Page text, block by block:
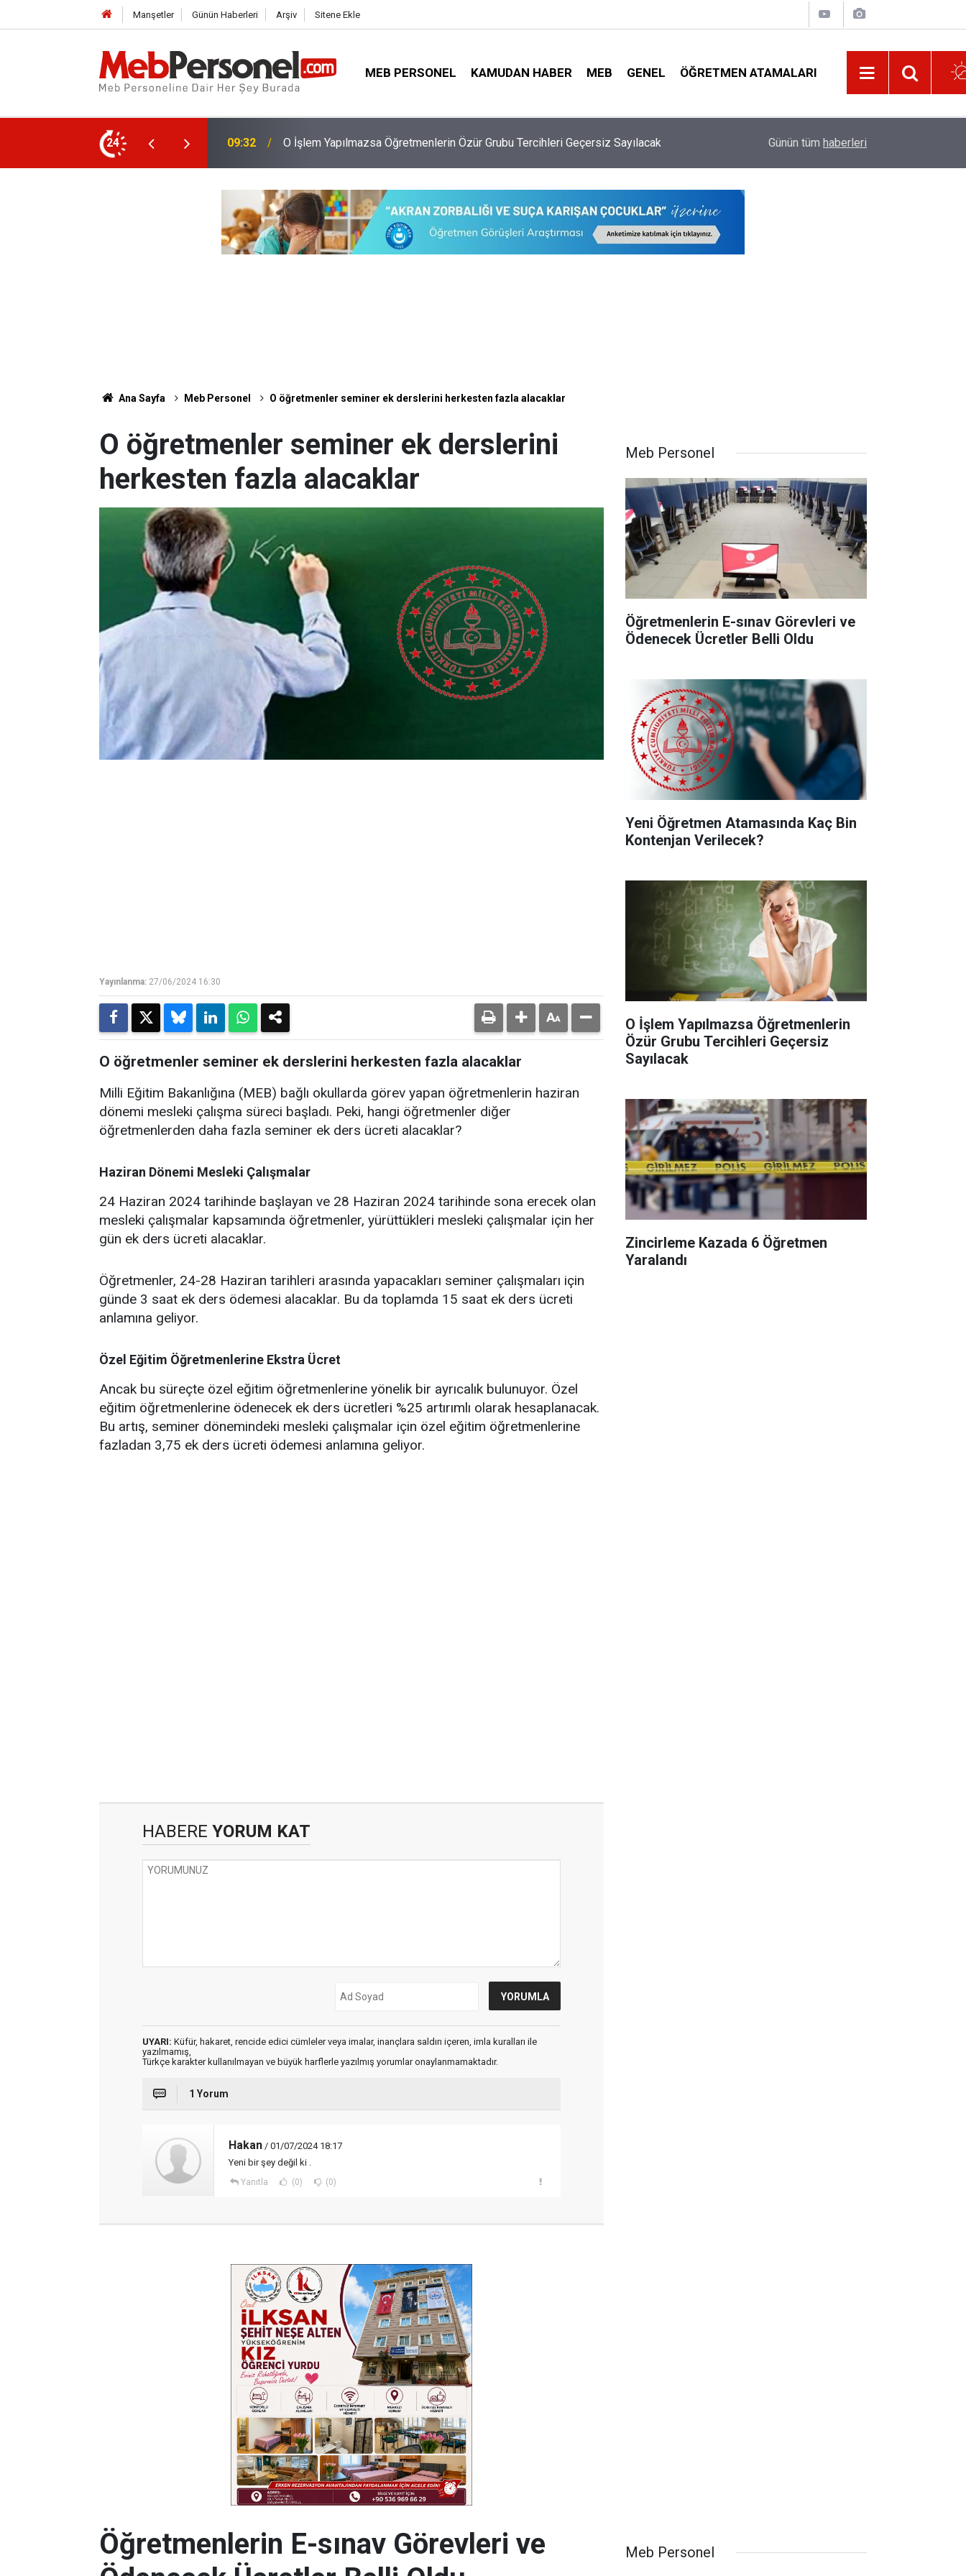
Manşetler Günün Haberleri Arşiv Sitene Ekle
MEB PERSONEL KAMUDAN HABER MEB GENEL ÖĞRETMEN ATAMALARI
24
Özür Grubu Tercihleri Geçersiz Sayılacak 09:01 Zincirleme Kazada 6 Öğretmen Yaralandı Lise Mezunu 3.250 Kişilik Polis Alımı İçin
Günün tüm haberleri
Ana Sayfa Meb Personel O öğretmenler seminer ek derslerini herkesten fazla alacaklar
O öğretmenler seminer ek derslerini
herkesten fazla alacaklar
Yayınlanma: 27/06/2024 16:30
O öğretmenler seminer ek derslerini herkesten fazla alacaklar
Milli Eğitim Bakanlığına (MEB) bağlı okullarda görev yapan öğretmenlerin haziran
dönemi mesleki çalışma süreci başladı. Peki, hangi öğretmenler diğer
öğretmenlerden daha fazla seminer ek ders ücreti alacaklar?
Haziran Dönemi Mesleki Çalışmalar
24 Haziran 2024 tarihinde başlayan ve 28 Haziran 2024 tarihinde sona erecek olan
mesleki çalışmalar kapsamında öğretmenler, yürüttükleri mesleki çalışmalar için her
gün ek ders ücreti alacaklar.
Öğretmenler, 24-28 Haziran tarihleri arasında yapacakları seminer çalışmaları için
günde 3 saat ek ders ödemesi alacaklar. Bu da toplamda 15 saat ek ders ücreti
anlamına geliyor.
Özel Eğitim Öğretmenlerine Ekstra Ücret
Ancak bu süreçte özel eğitim öğretmenlerine yönelik bir ayrıcalık bulunuyor. Özel
eğitim öğretmenlerine ödenecek ek ders ücretleri %25 artırımlı olarak hesaplanacak.
Bu artış, seminer dönemindeki mesleki çalışmalar için özel eğitim öğretmenlerine
fazladan 3,75 ek ders ücreti ödemesi anlamına geliyor.
HABERE YORUM KAT
UYARI: Küfür, hakaret, rencide edici cümleler veya imalar, inançlara saldırı içeren, imla kuralları ile
yazılmamış,
Türkçe karakter kullanılmayan ve büyük harflerle yazılmış yorumlar onaylanmamaktadır.
1 Yorum
Hakan / 01/07/2024 18:17
Yeni bir şey değil ki .
Yanıtla (0) (0)
Meb Personel
Öğretmenlerin E-sınav Görevleri ve
Ödenecek Ücretler Belli Oldu
Yeni Öğretmen Atamasında Kaç Bin
Kontenjan Verilecek?
O İşlem Yapılmazsa Öğretmenlerin
Özür Grubu Tercihleri Geçersiz
Sayılacak
Zincirleme Kazada 6 Öğretmen
Yaralandı
Öğretmenlerin E-sınav Görevleri ve
Meb Personel